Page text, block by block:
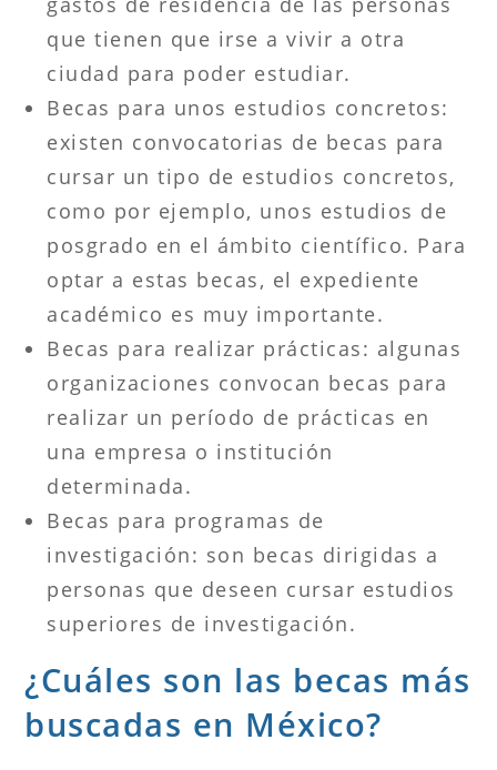
que tienen que irse a vivir a otra
ciudad para poder estudiar.
Becas para unos estudios concretos:
existen convocatorias de becas para
cursar un tipo de estudios concretos,
como por ejemplo, unos estudios de
posgrado en el ámbito científico. Para
optar a estas becas, el expediente
académico es muy importante.
Becas para realizar prácticas: algunas
organizaciones convocan becas para
realizar un período de prácticas en
una empresa o institución
determinada.
Becas para programas de
investigación: son becas dirigidas a
personas que deseen cursar estudios
superiores de investigación.
¿Cuáles son las becas más
buscadas en México?